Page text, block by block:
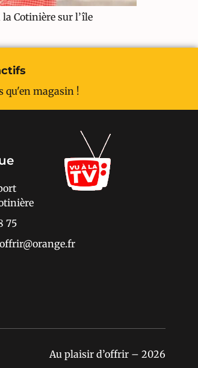
Cotinière sur l’île
qu'en magasin !
75
Au plaisir d’offrir – 2026